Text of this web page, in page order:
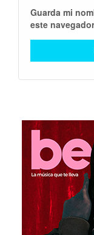
Guarda mi
este